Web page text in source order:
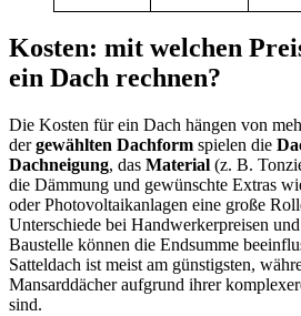
Kosten: mit welchen
ein Dach rechnen?
Die Kosten für ein Dach hängen von
dergewählten Dachform spielen die
Dachneigung, das Material (z. B.
die Dämmung und gewünschte Extras
oder Photovoltaikanlagen eine große
Unterschiede bei Handwerkerpreisen
Baustelle können die Endsumme
Satteldach ist meist am günstigsten,
Mansarddächer aufgrund ihrer
sind.